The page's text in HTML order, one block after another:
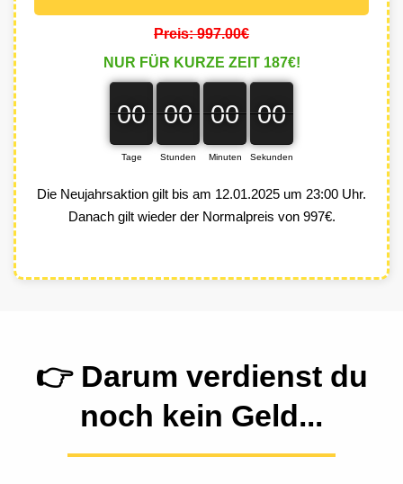
Preis: 997.00€
NUR FÜR KURZE ZEIT 187€!
00
00
00
Tage
00
00
00
Stunden
00
00
00
Minuten
00
00
00
Sekunden
Die Neujahrsaktion gilt bis am 12.01.2025 um 23:00 Uhr.
Danach gilt wieder der Normalpreis von 997€.
👉 Darum verdienst du
noch kein Geld...